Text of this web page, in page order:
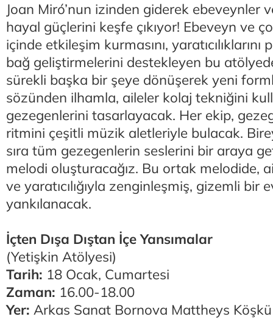
Joan Miró’nun izinden giderek ebeveynler
hayal güçlerini keşfe çıkıyor! Ebeveyn ve
içinde etkileşim kurmasını,
bağ geliştirmelerini destekleyen bu
sürekli başka bir şeye dönüşerek yeni
sözünden ilhamla, aileler kolaj tekniğini
gezegenlerini tasarlayacak. Her ekip,
ritmini çeşitli müzik aletleriyle bulacak.
sıra tüm gezegenlerin seslerini bir araya
melodi oluşturacağız. Bu ortak melodide,
ve yaratıcılığıyla zenginleşmiş, gizemli bir
yankılanacak.
İçten Dışa Dıştan İçe Yansımalar
(Yetişkin Atölyesi)
Tarih: 18 Ocak, Cumartesi
Zaman: 16.00-18.00
Yer: Arkas Sanat Bornova Mattheys